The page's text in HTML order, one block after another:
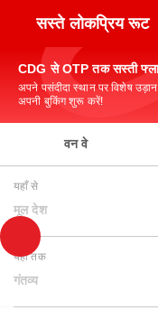
सस्ते लोकप्रिय रूट
CDG से OTP तक सस्ती
अपने पसंदीदा स्थान पर विशेष
अपनी बुकिंग शुरू करें!
वन वे
यहाँ से
मूल देश
यहाँ तक
गंतव्य